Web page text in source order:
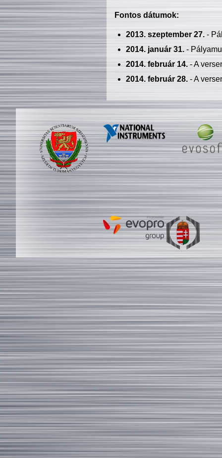
Fontos dátumok:
2013. szeptember 27.-
2014. január 31.-
2014. február 14.- A
2014. február 28.- A